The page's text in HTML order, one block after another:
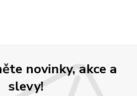
novinky, akce a
slevy!